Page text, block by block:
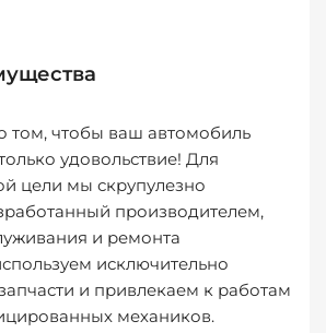
том, чтобы ваш автомобиль
удовольствие! Для
цели мы скрупулезно
производителем,
и ремонта
исключительно
и привлекаем к работам
механиков.